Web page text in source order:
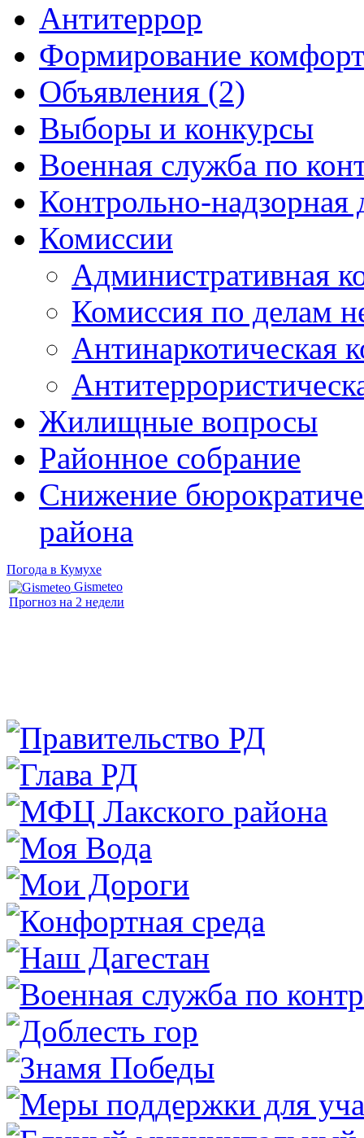
Антитеррор
Формирование
Объявления (2)
Выборы и конкурсы
Военная служба по
Контрольно-надзорная
Комиссии
Административная
Комиссия по делам
Антинаркотическая
Жилищные вопросы
Районное собрание
Снижение
района
Погода в Кумухе
Gismeteo
Прогноз на 2 недели